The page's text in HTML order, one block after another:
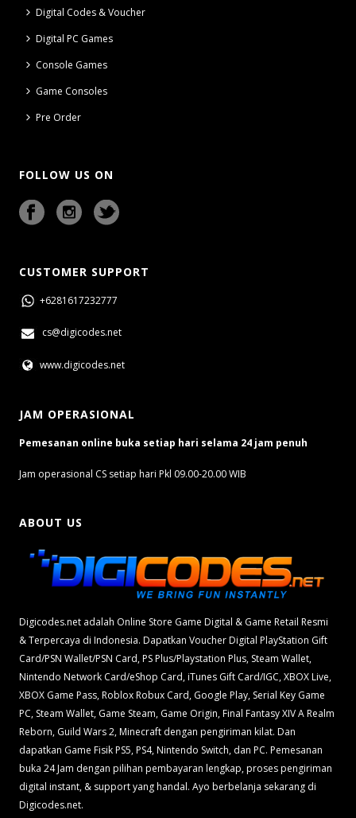
Digital Codes & Voucher
Digital PC Games
Console Games
Game Consoles
Pre Order
FOLLOW US ON
CUSTOMER SUPPORT
+6281617232777
cs@digicodes.net
www.digicodes.net
JAM OPERASIONAL
Pemesanan online buka setiap hari selama 24 jam penuh
Jam operasional CS setiap hari Pkl 09.00-20.00 WIB
ABOUT US
Digicodes.net adalah Online Store Game Digital & Game Retail Resmi
& Terpercaya di Indonesia. Dapatkan Voucher Digital PlayStation Gift
Card/PSN Wallet/PSN Card, PS Plus/Playstation Plus, Steam Wallet,
Nintendo Network Card/eShop Card, iTunes Gift Card/IGC, XBOX Live,
XBOX Game Pass, Roblox Robux Card, Google Play, Serial Key Game
PC, Steam Wallet, Game Steam, Game Origin, Final Fantasy XIV A Realm
Reborn, Guild Wars 2, Minecraft dengan pengiriman kilat. Dan
dapatkan Game Fisik PS5, PS4, Nintendo Switch, dan PC. Pemesanan
buka 24 Jam dengan pilihan pembayaran lengkap, proses pengiriman
digital instant, & support yang handal. Ayo berbelanja sekarang di
Digicodes.net.